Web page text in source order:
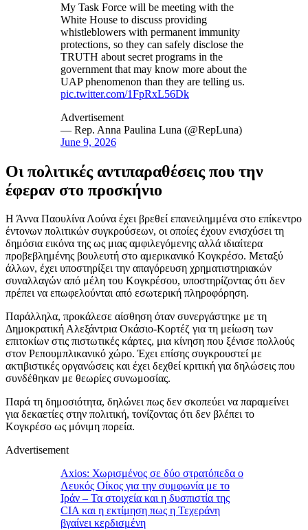
My Task Force will be meeting with the
White House to discuss providing
whistleblowers with permanent immunity
protections, so they can safely disclose the
TRUTH about secret programs in the
government that may know more about the
UAP phenomenon than they are telling us.
pic.twitter.com/1FpRxL56Dk
Advertisement
— Rep. Anna Paulina Luna (@RepLuna)
June 9, 2026
Οι πολιτικές αντιπαραθέσεις που την
έφεραν στο προσκήνιο
Η Άννα Παουλίνα Λούνα έχει βρεθεί επανειλημμένα στο επίκεντρο
έντονων πολιτικών συγκρούσεων, οι οποίες έχουν ενισχύσει τη
δημόσια εικόνα της ως μιας αμφιλεγόμενης αλλά ιδιαίτερα
προβεβλημένης βουλευτή στο αμερικανικό Κογκρέσο. Μεταξύ
άλλων, έχει υποστηρίξει την απαγόρευση χρηματιστηριακών
συναλλαγών από μέλη του Κογκρέσου, υποστηρίζοντας ότι δεν
πρέπει να επωφελούνται από εσωτερική πληροφόρηση.
Παράλληλα, προκάλεσε αίσθηση όταν συνεργάστηκε με τη
Δημοκρατική Αλεξάντρια Οκάσιο-Κορτέζ για τη μείωση των
επιτοκίων στις πιστωτικές κάρτες, μια κίνηση που ξένισε πολλούς
στον Ρεπουμπλικανικό χώρο. Έχει επίσης συγκρουστεί με
ακτιβιστικές οργανώσεις και έχει δεχθεί κριτική για δηλώσεις που
συνδέθηκαν με θεωρίες συνωμοσίας.
Παρά τη δημοσιότητα, δηλώνει πως δεν σκοπεύει να παραμείνει
για δεκαετίες στην πολιτική, τονίζοντας ότι δεν βλέπει το
Κογκρέσο ως μόνιμη πορεία.
Advertisement
Axios: Χωρισμένος σε δύο στρατόπεδα ο
Λευκός Οίκος για την συμφωνία με το
Ιράν – Τα στοιχεία και η δυσπιστία της
CIA και η εκτίμηση πως η Τεχεράνη
βγαίνει κερδισμένη